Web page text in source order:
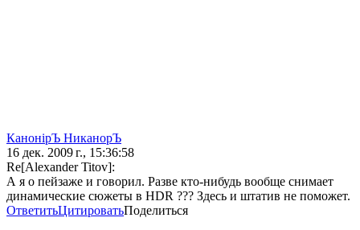
КанонiрЪ НиканорЪ
16 дек. 2009 г., 15:36:58
Re[Alexander Titov]:
А я о пейзаже и говорил. Разве кто-нибудь вообще снимает
динамические сюжеты в HDR ??? Здесь и штатив не поможет.
ОтветитьЦитироватьПоделиться